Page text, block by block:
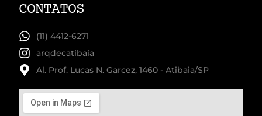
CONTATOS
(11) 4412-6271
arqdecatibaia
Al. Prof. Lucas N. Garcez, 1460 - Atibaia/SP